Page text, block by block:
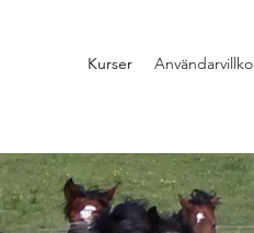
Kurser